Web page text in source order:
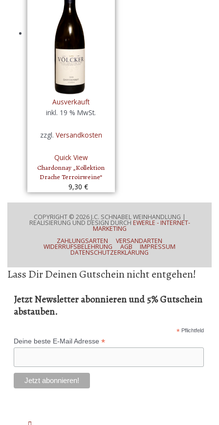
Ausverkauft
inkl. 19 % MwSt.
zzgl. Versandkosten
Quick View
Chardonnay „Kollektion
Drache Terroirweine“
9,30€
COPYRIGHT © 2026 J.C. SCHNABEL WEINHANDLUNG |
REALISIERUNG UND DESIGN DURCH EWERLE - INTERNET-
MARKETING
ZAHLUNGSARTEN
VERSANDARTEN
WIDERRUFSBELEHRUNG AGB IMPRESSUM
DATENSCHUTZERKLÄRUNG
Lass Dir Deinen Gutschein nicht entgehen!
Jetzt Newsletter abonnieren und 5% Gutschein
abstauben.
*Pflichtfeld
Deine beste E-Mail Adresse *